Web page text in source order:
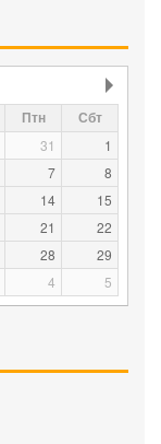
Птн Сбт
31
1
7
8
14
15
21
22
28
29
4 5